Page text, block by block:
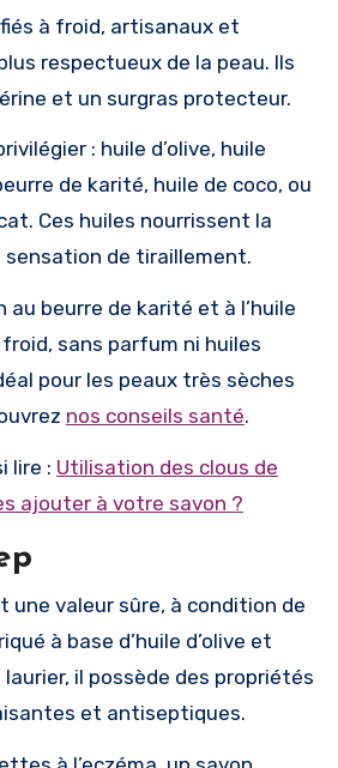
à froid, artisanaux et
respectueux de la peau. Ils
et un surgras protecteur.
: huile d’olive, huile
de karité, huile de coco, ou
Ces huiles nourrissent la
de tiraillement.
au beurre de karité et à l’huile
froid, sans parfum ni huiles
pour les peaux très sèches
nos conseils santé.
lire : Utilisation des clous de
ajouter à votre savon ?
une valeur sûre, à condition de
à base d’huile d’olive et
laurier, il possède des propriétés
et antiseptiques.